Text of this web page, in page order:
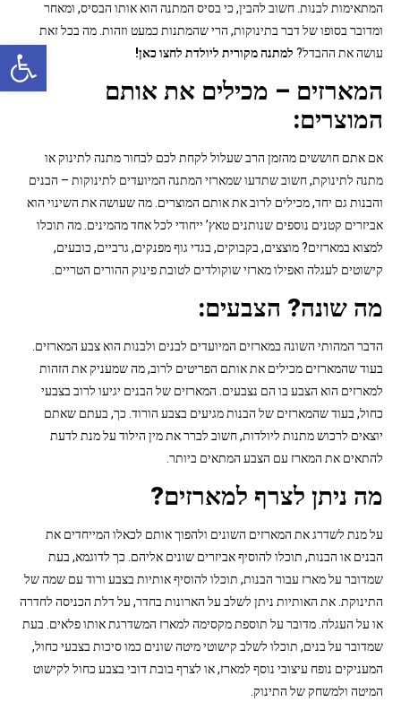
פתח סרגל נגישות
המתאימות לבנות. חשוב להבין, כי בסיס המתנה הוא אותו הבסיס, ומאחר
ומדובר בסופו של דבר בתינוקות, הרי שהמתנות כמעט וזהות. מה בכל זאת
עושה את ההבדל? למתנה מקורית ליולדת לחצו כאן!
המארזים – מכילים את אותם
המוצרים:
אם אתם חוששים מהזמן הרב שעלול לקחת לכם לבחור מתנה לתינוק או
מתנה לתינוקת, חשוב שתדעו שמארזי המתנה המיועדים לתינוקות – הבנים
והבנות גם יחד, מכילים לרוב את אותם המוצרים. מה שעושה את השינוי הוא
אביזרים קטנים נוספים שנותנים טאץ’ ייחודי לכל אחד מהמינים. מה תוכלו
למצוא במארזים? מוצצים, בקבוקים, בגדי גוף מפנקים, גרביים, כובעים,
קישוטים לעגלה ואפילו מארזי שוקולדים לטובת פינוק ההורים הטריים.
מה שונה? הצבעים:
הדבר המהותי השונה במארזים המיועדים לבנים ולבנות הוא צבע המארזים.
בעוד שהמארזים מכילים את אותם הפריטים לרוב, מה שמעניק את הזהות
למארזים הוא הצבע בו הם נצבעים. המארזים של הבנים יגיעו לרוב בצבעי
כחול, בעוד שהמארזים של הבנות מגיעים בצבע הורוד. כך, בעתם שאתם
יוצאים לרכוש מתנות ליולדות, חשוב לברר את מין הילוד על מנת לדעת
להתאים את המארז עם הצבע המתאים ביותר.
מה ניתן לצרף למארזים?
על מנת לשדרג את המארזים השונים ולהפוך אותם לכאלו המייחדים את
הבנים או הבנות, תוכלו להוסיף אביזרים שונים אליהם. כך לדוגמא, בעת
שמדובר על מארז עבור הבנות, תוכלו להוסיף אותיות בצבע ורוד עם שמה של
התינוקת. את האותיות ניתן לשלב על הארונות בחדר, על דלת הכניסה לחדרה
או על העגלה. מדובר על תוספת מקסימה למארז המשדרגת אותו פלאים. בעת
שמדובר על בנים, תוכלו לשלב קישוטי מיטה שונים כמו סיכות בצבעי כחול,
המעניקים נופח עיצובי נוסף למארז, או לצרף בובת דובי בצבע כחול לקישוט
המיטה ולמשחק של התינוק.